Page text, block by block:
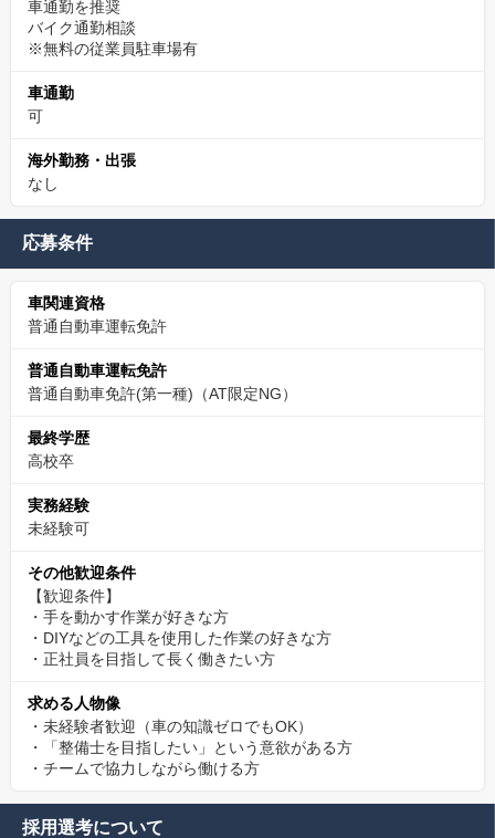
車通勤を推奨
バイク通勤相談
※無料の従業員駐車場有
車通勤
可
海外勤務・出張
なし
応募条件
車関連資格
普通自動車運転免許
普通自動車運転免許
普通自動車免許(第一種)（AT限定NG）
最終学歴
高校卒
実務経験
未経験可
その他歓迎条件
【歓迎条件】
・手を動かす作業が好きな方
・DIYなどの工具を使用した作業の好きな方
・正社員を目指して長く働きたい方
求める人物像
・未経験者歓迎（車の知識ゼロでもOK）
・「整備士を目指したい」という意欲がある方
・チームで協力しながら働ける方
採用選考について